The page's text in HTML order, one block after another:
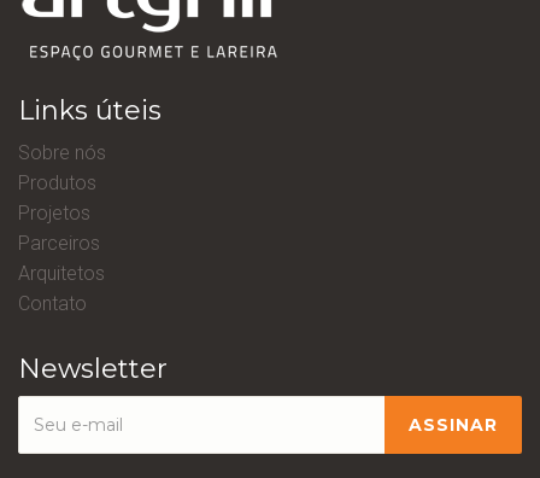
Links úteis
Sobre nós
Produtos
Projetos
Parceiros
Arquitetos
Contato
Newsletter